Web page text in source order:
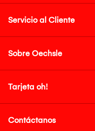
Servicio al Cliente
Sobre Oechsle
Tarjeta oh!
Contáctanos